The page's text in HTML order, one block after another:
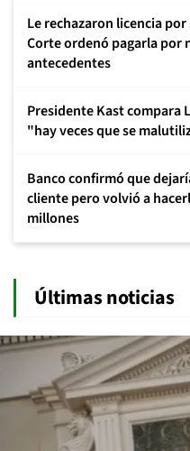
Le rechazaron licencia
Corte ordenó pagarla por
antecedentes
Presidente Kast compara
"hay veces que se
Banco confirmó que
cliente pero volvió a
millones
Últimas noticias